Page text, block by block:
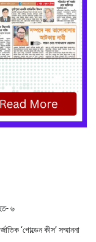
৬
‘গোল্ডেন কীস’ সম্মাননা